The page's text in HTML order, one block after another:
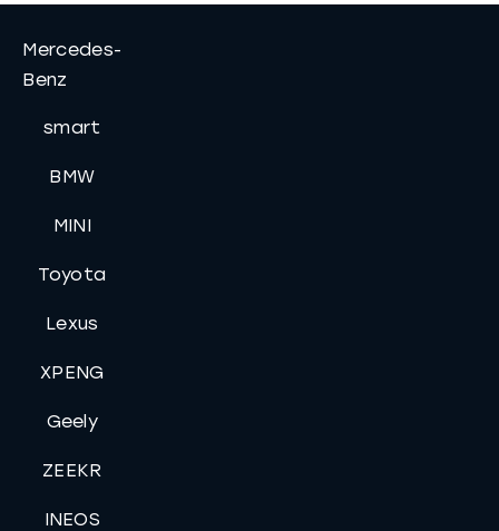
Mercedes-
Benz
smart
BMW
MINI
Toyota
Lexus
XPENG
Geely
ZEEKR
INEOS